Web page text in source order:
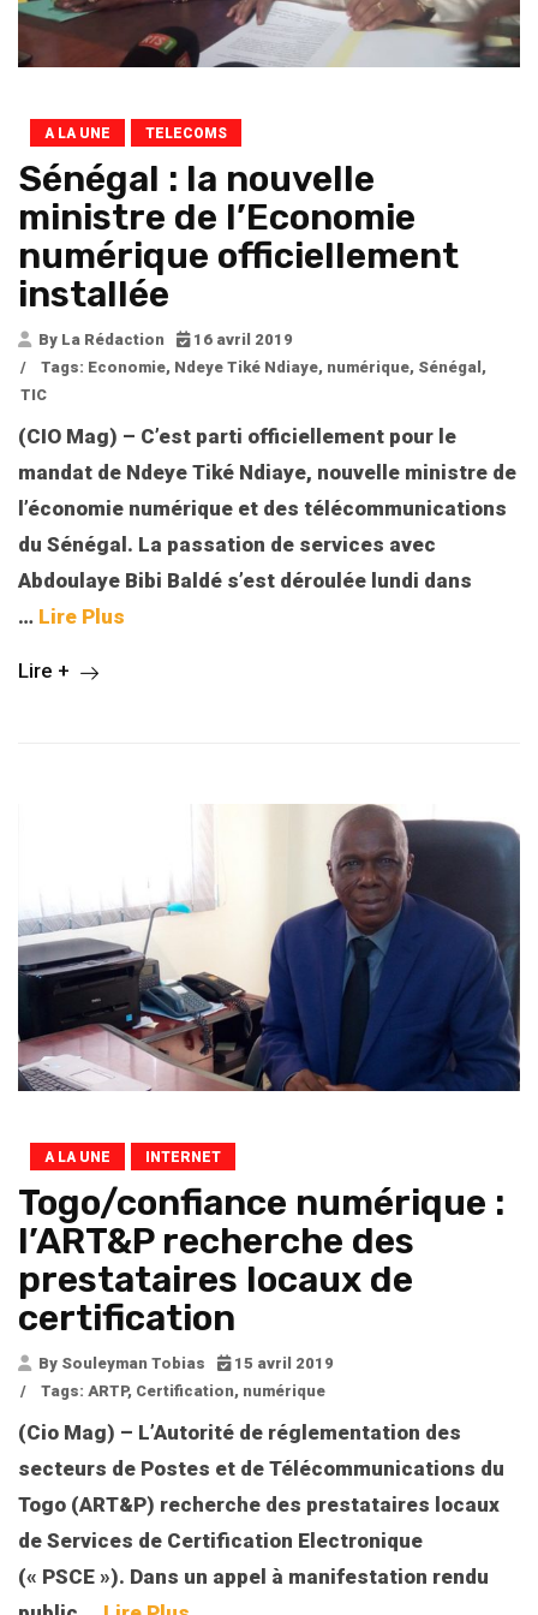
A LA UNE TELECOMS
Sénégal : la nouvelle
ministre de l’Economie
numérique officiellement
installée
By La Rédaction
16 avril 2019
/
Tags: Economie, Ndeye Tiké Ndiaye, numérique, Sénégal,
TIC
(CIO Mag) – C’est parti officiellement pour le
mandat de Ndeye Tiké Ndiaye, nouvelle ministre de
l’économie numérique et des télécommunications
du Sénégal. La passation de services avec
Abdoulaye Bibi Baldé s’est déroulée lundi dans
… Lire Plus
Lire +
A LA UNE INTERNET
Togo/confiance numérique :
l’ART&P recherche des
prestataires locaux de
certification
By Souleyman Tobias
15 avril 2019
/
Tags: ARTP, Certification, numérique
(Cio Mag) – L’Autorité de réglementation des
secteurs de Postes et de Télécommunications du
Togo (ART&P) recherche des prestataires locaux
de Services de Certification Electronique
(« PSCE »). Dans un appel à manifestation rendu